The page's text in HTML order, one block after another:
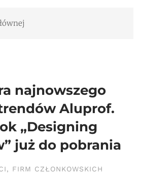
najnowszego
Aluprof.
„Designing
już do pobrania
, FIRM CZŁONKOWSKICH